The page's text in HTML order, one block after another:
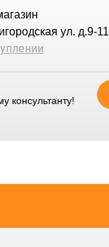
ул. д.9-11
консультанту!